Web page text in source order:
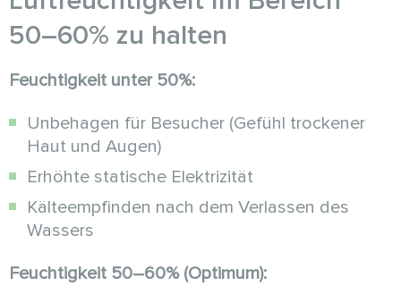
50–60% zu halten
Feuchtigkeit unter 50%:
Unbehagen für Besucher (Gefühl trockener
Haut und Augen)
Erhöhte statische Elektrizität
Kälteempfinden nach dem Verlassen des
Wassers
Feuchtigkeit 50–60% (Optimum):